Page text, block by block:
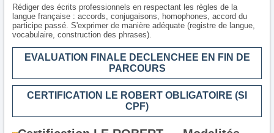
Rédiger des écrits professionnels en respectant les règles de la
langue française : accords, conjugaisons, homophones, accord du
participe passé. S'exprimer de manière adéquate (registre de langue,
vocabulaire, construction des phrases).
EVALUATION FINALE DECLENCHEE EN FIN DE
PARCOURS
CERTIFICATION LE ROBERT OBLIGATOIRE (SI
CPF)